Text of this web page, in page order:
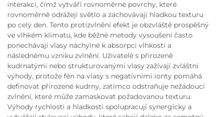
interakci, čímž vytváří rovnoměrné povrchy, které
rovnoměrně odrážejí světlo a zachovávají hladkou texturu
po celý den. Tento protizvlnění efekt je obzvláště prospěšný
ve vlhkém klimatu, kde běžné metody vysoušení často
ponechávají vlasy náchylné k absorpci vlhkosti a
následnému vzniku zvlnění. Uživatelé s přirozeně
kudrnatými nebo strukturovanými vlasy zažívají zvláštní
výhody, protože fén na vlasy s negativními ionty pomáhá
definovat přirozené kudrny, zatímco odstraňuje nežádoucí
zvlnění, které může zamaskovat požadovanou texturu.
Výhody rychlosti a hladkosti spolupracují synergicky a